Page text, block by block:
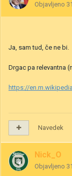
Objavljeno
Ja, sam tud, če ne bi.
Drgac pa relevantna
https://
Navedek
Nick_O
Objavljeno